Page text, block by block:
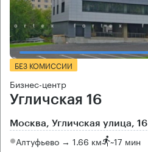
БЕЗ КОМИССИИ
Бизнес-центр
Угличская 16
Москва, Угличская улица, 16
Алтуфьево → 1.66 км ~17 мин